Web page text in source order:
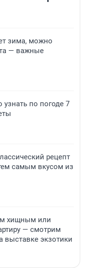
зима, можно
— важные
по погоде 7
рецепт
самым вкусом из
хищным или
— смотрим
выставке экзотики